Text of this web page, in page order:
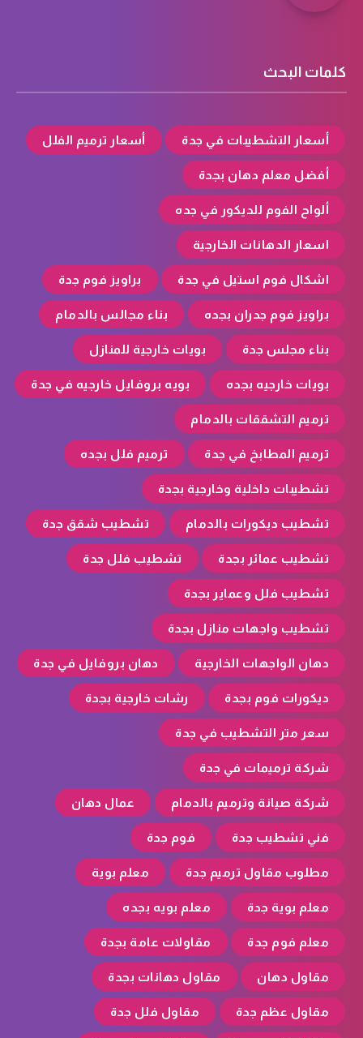
كلمات البحث
أسعار التشطيبات في جدة أسعار ترميم الفلل
أفضل معلم دهان بجدة
ألواح الفوم للديكور في جده
اسعار الدهانات الخارجية
اشكال فوم استيل في جدة براويز فوم جدة
براويز فوم جدران بجده بناء مجالس بالدمام
بناء مجلس جدة بويات خارجية للمنازل
بويات خارجيه بجده بويه بروفايل خارجيه في جدة
ترميم التشققات بالدمام
ترميم المطابخ في جدة ترميم فلل بجده
تشطيبات داخلية وخارجية بجدة
تشطيب ديكورات بالدمام تشطيب شقق جدة
تشطيب عمائر بجدة تشطيب فلل جدة
تشطيب فلل وعماير بجدة
تشطيب واجهات منازل بجدة
دهان الواجهات الخارجية دهان بروفايل في جدة
ديكورات فوم بجدة رشات خارجية بجدة
سعر متر التشطيب في جدة
شركة ترميمات في جدة
شركة صيانة وترميم بالدمام عمال دهان
فني تشطيب جدة فوم جدة
مطلوب مقاول ترميم جدة معلم بوية
معلم بوية جدة معلم بويه بجده
معلم فوم جدة مقاولات عامة بجدة
مقاول دهان مقاول دهانات بجدة
مقاول عظم جدة مقاول فلل جدة